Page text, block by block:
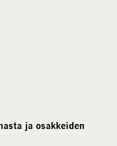
ja osakkeiden